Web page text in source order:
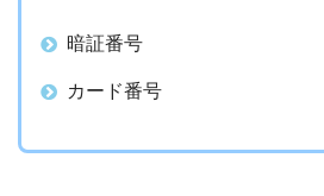
暗証番号
カード番号